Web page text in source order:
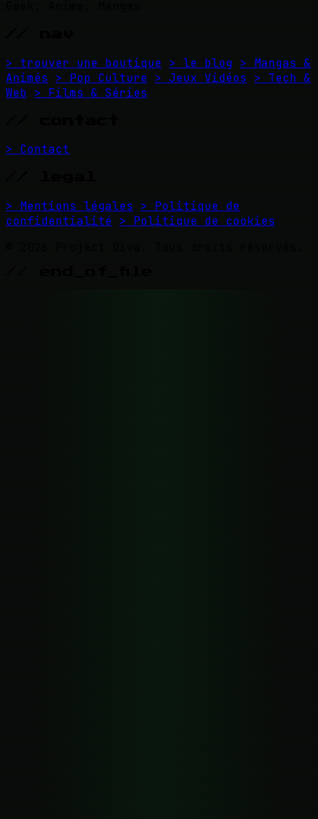
> trouver une boutique > le blog > Mangas &
Animés
> Pop Culture > Jeux Vidéos
> Tech &
Web > Films & Séries
> Contact
> Mentions légales
> Politique de
confidentialité > Politique de cookies